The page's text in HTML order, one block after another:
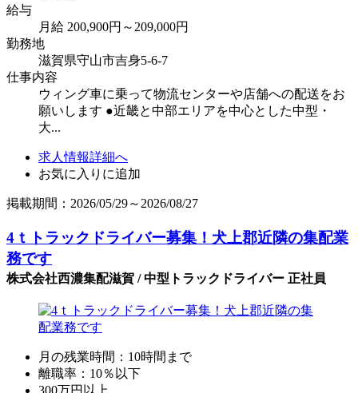
給与
月給 200,900円～209,000円
勤務地
滋賀県守山市吉身5-6-7
仕事内容
ウィング車に乗って物流センターや店舗への配送をお
願いします ●近畿と中部エリアを中心とした中型・
大...
求人情報詳細へ
お気に入りに追加
掲載期間：2026/05/29～2026/08/27
4ｔトラックドライバー募集！犬上郡近隣の集配業
務です
株式会社西濃集配滋賀 / 中型トラックドライバー 正社員
月の残業時間：10時間まで
離職率：10％以下
300万円以上